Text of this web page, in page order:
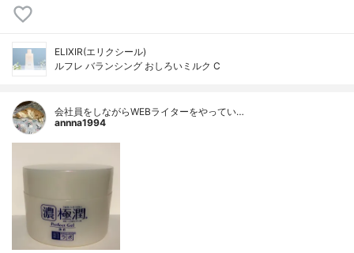
ELIXIR(エリクシール)
ルフレ バランシング おしろいミルク C
会社員をしながらWEBライターをやってい…
annna1994